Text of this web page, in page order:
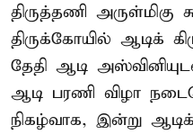
திருத்தணி அருள்மிகு
திருக்கோயில் ஆடிக்
தேதி ஆடி
ஆடி பரணி விழா
நிகழ்வாக, இன்று ஆடிக்